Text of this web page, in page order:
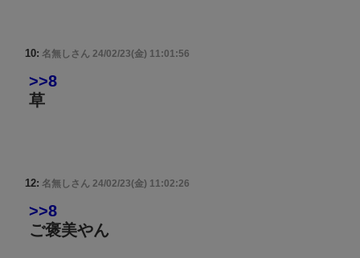
10: 名無しさん 24/02/23(金) 11:01:56
>>8
草
12: 名無しさん 24/02/23(金) 11:02:26
>>8
ご褒美やん